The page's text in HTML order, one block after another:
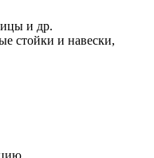
и др.
стойки и навески,